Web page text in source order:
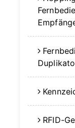
RFID-